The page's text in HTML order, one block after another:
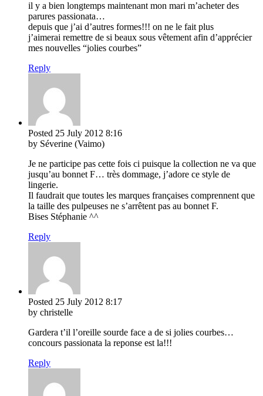
il y a bien longtemps maintenant mon mari m’acheter des
parures passionata…
depuis que j’ai d’autres formes!!! on ne le fait plus
j’aimerai remettre de si beaux sous vêtement afin d’apprécier
mes nouvelles “jolies courbes”
Reply
Posted 25 July 2012 8:16
by Séverine (Vaimo)
Je ne participe pas cette fois ci puisque la collection ne va que
jusqu’au bonnet F… très dommage, j’adore ce style de
lingerie.
Il faudrait que toutes les marques françaises comprennent que
la taille des pulpeuses ne s’arrêtent pas au bonnet F.
Bises Stéphanie ^^
Reply
Posted 25 July 2012 8:17
by christelle
Gardera t’il l’oreille sourde face a de si jolies courbes…
concours passionata la reponse est la!!!
Reply